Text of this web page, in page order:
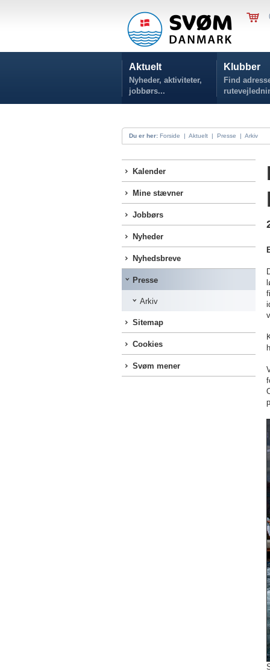
Aktuelt
Nyheder, aktiviteter,
jobbørs...
Klubber
Find
Du er her: Forside | Aktuelt | Presse | Arkiv
Kalender
Mine stævner
Jobbørs
Nyheder
Nyhedsbreve
Presse
Arkiv
Sitemap
Cookies
Svøm mener